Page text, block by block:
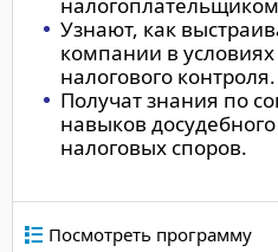
Узнают, как
компании в
налогового контроля.
Получат знания по
навыков
налоговых споров.
Посмотреть программу